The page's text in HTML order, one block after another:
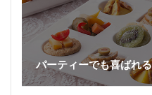
パーティーでも喜ばれ